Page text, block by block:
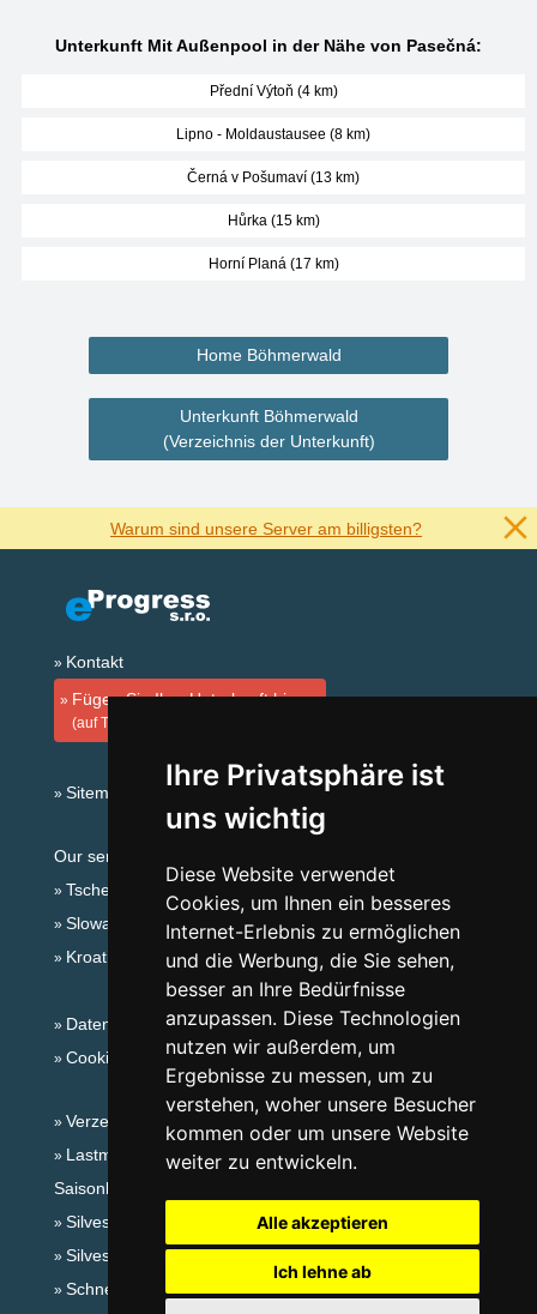
Ihre Privatsphäre ist
uns wichtig
Diese Website verwendet
Cookies, um Ihnen ein besseres
Internet-Erlebnis zu ermöglichen
und die Werbung, die Sie sehen,
besser an Ihre Bedürfnisse
anzupassen. Diese Technologien
nutzen wir außerdem, um
Ergebnisse zu messen, um zu
verstehen, woher unsere Besucher
kommen oder um unsere Website
weiter zu entwickeln.
Alle akzeptieren
Ich lehne ab
Unterkunft Mit Außenpool in der Nähe von Pasečná:
Přední Výtoň (4 km)
Lipno - Moldaustausee (8 km)
Černá v Pošumaví (13 km)
Hůrka (15 km)
Horní Planá (17 km)
Home Böhmerwald
Unterkunft Böhmerwald
(Verzeichnis der Unterkunft)
Warum sind unsere Server am billigsten?
Kontakt
Fügen Sie Ihre Unterkunft hinzu
(auf Tschechisch)
Sitemap
Our servers:
Tschechische Gebirge
Slowakische Gebirge
Kroatien
Datenschutz
Cookies
Verzeichnis der Unterkunft
Lastminute Böhmerwald
Saisonlinks:
Silvester Böhmerwald
Silvester im Gebirge 2025/26
Schneehöhen